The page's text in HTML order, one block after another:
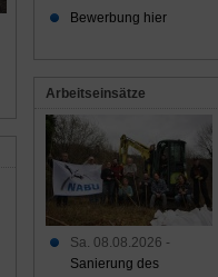
Bewerbung hier
Arbeitseinsätze
Sa. 08.08.2026 -
Sanierung des